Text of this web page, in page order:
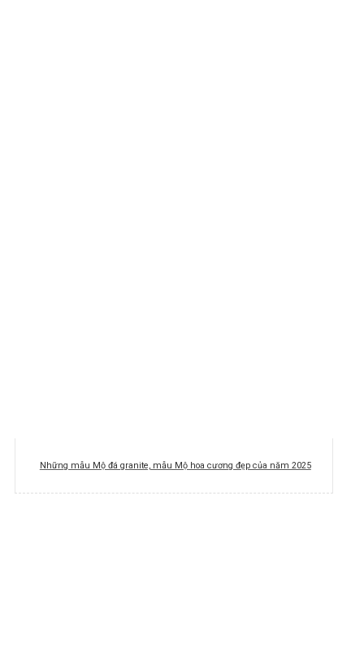
Những mẫu Mộ đá granite, mẫu Mộ hoa cương đẹp của năm 2025